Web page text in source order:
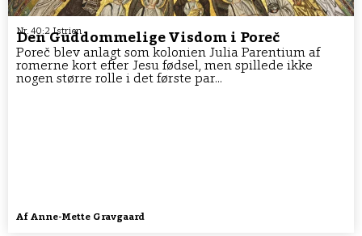
Nr. 40:2 Istrien
Den Guddommelige Visdom i Poreč
Poreč blev anlagt som kolonien Julia Parentium af
romerne kort efter Jesu fødsel, men spillede ikke
nogen større rolle i det første par...
Af Anne-Mette Gravgaard